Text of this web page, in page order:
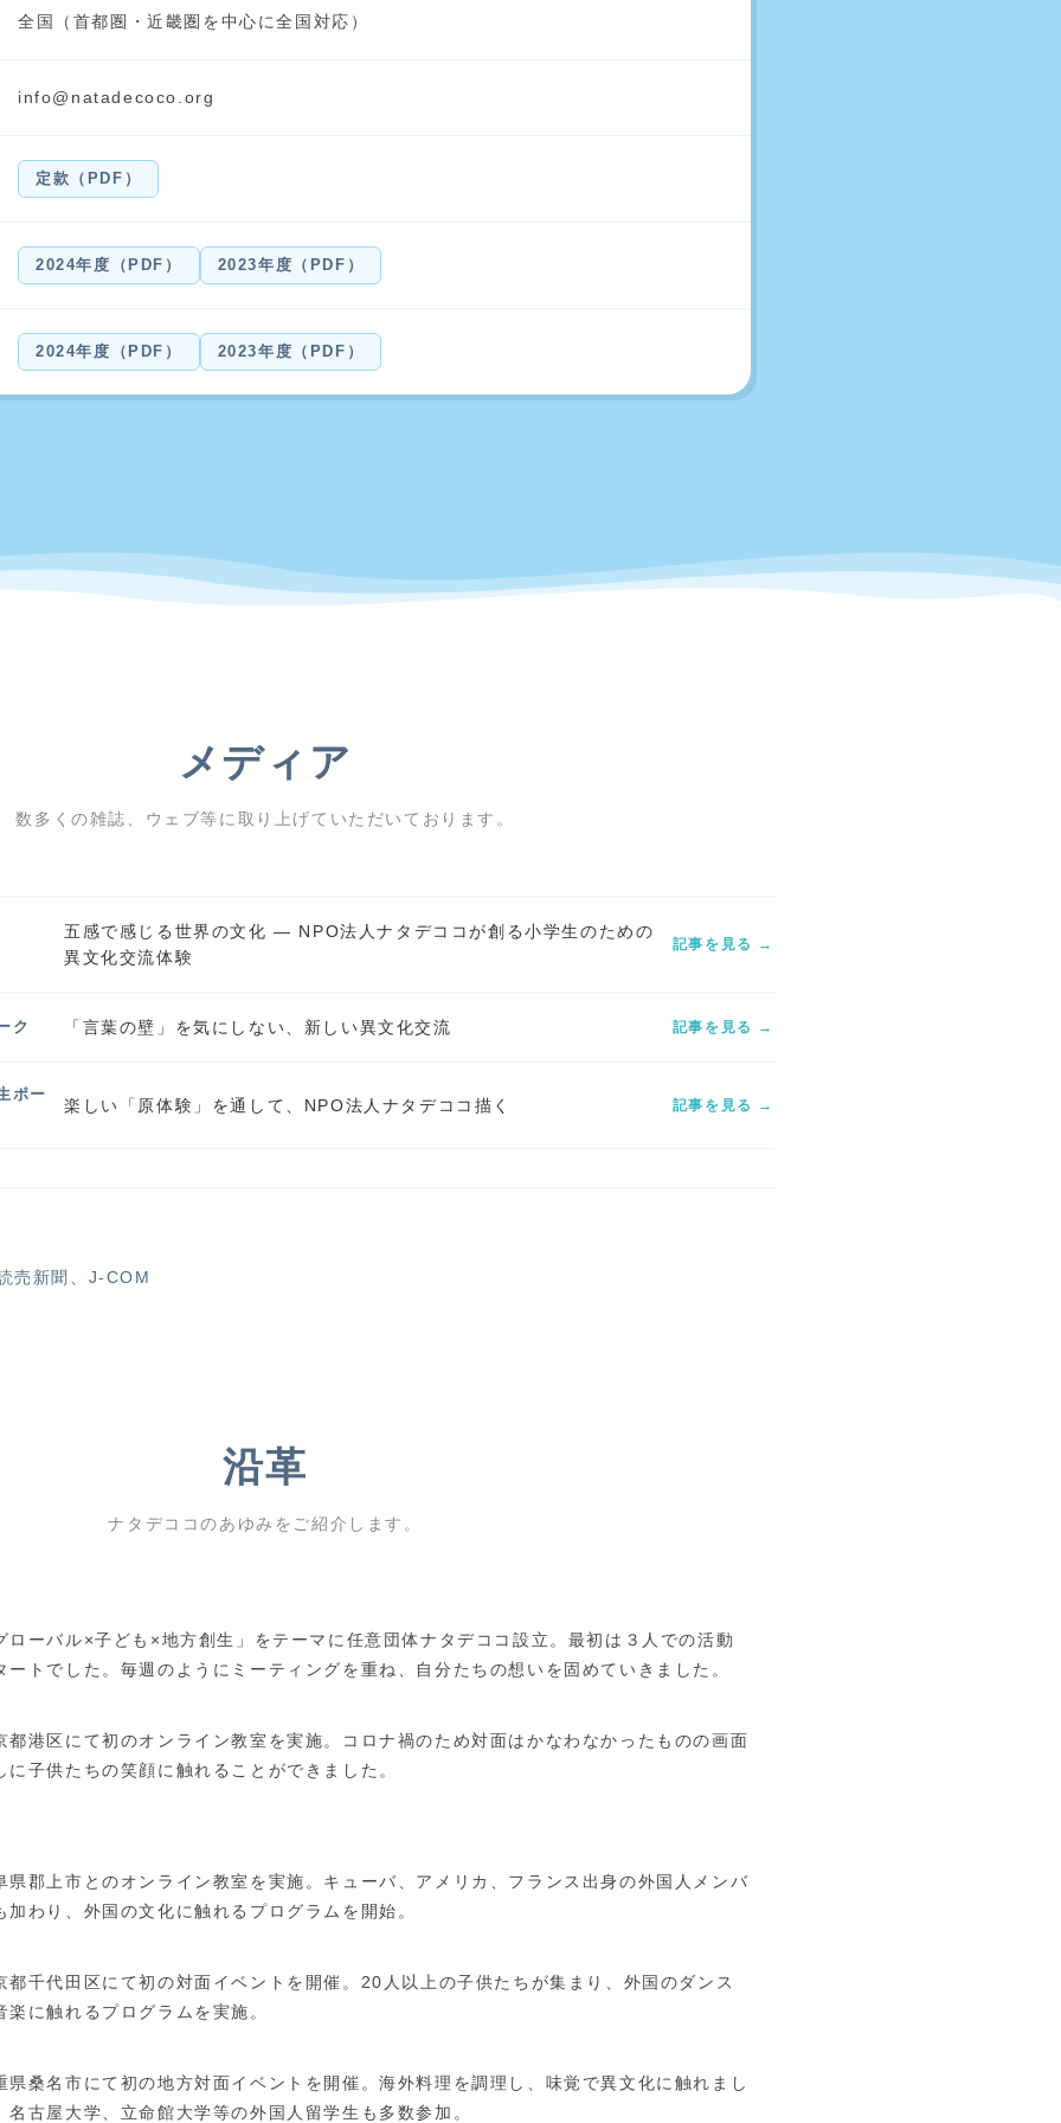
全国（首都圏・近畿圏を中心に全国対応）
info@natadecoco.org
定款（PDF）
2024年度（PDF） 2023年度（PDF）
2024年度（PDF） 2023年度（PDF）
メディア
数多くの雑誌、ウェブ等に取り上げていただいております。
五感で感じる世界の文化 ― NPO法人ナタデココが創る小学生のための
異文化交流体験
記事を見る →
ク 「言葉の壁」を気にしない、新しい異文化交流 記事を見る →
ポー
楽しい「原体験」を通して、NPO法人ナタデココ描く 記事を見る →
売新聞 J-COM
沿革
ナタデココのあゆみをご紹介します。
ローバル×子ども×地方創生」をテーマに任意団体ナタデココ設立。最初は３人での活動
ートでした。毎週のようにミーティングを重ね、自分たちの想いを固めていきました。
都港区にて初のオンライン教室を実施。コロナ禍のため対面はかなわなかったものの画面
に子供たちの笑顔に触れることができました。
県郡上市とのオンライン教室を実施。キューバ、アメリカ、フランス出身の外国人メンバ
加わり、外国の文化に触れるプログラムを開始。
都千代田区にて初の対面イベントを開催。20人以上の子供たちが集まり、外国のダンス
楽に触れるプログラムを実施。
県桑名市にて初の地方対面イベントを開催。海外料理を調理し、味覚で異文化に触れまし
名古屋大学、立命館大学等の外国人留学生も多数参加。